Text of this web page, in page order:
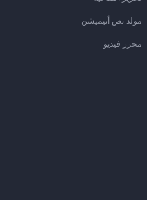
مولد نص أنيميشن
محرر فيديو